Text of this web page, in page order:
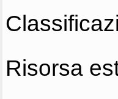
Risorsa